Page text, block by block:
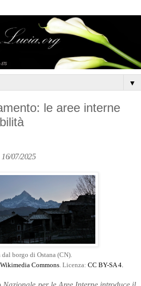
▼
le aree interne
16/07/2025
dal borgo di Ostana (CN).
Commons. Licenza: CC BY-SA 4.